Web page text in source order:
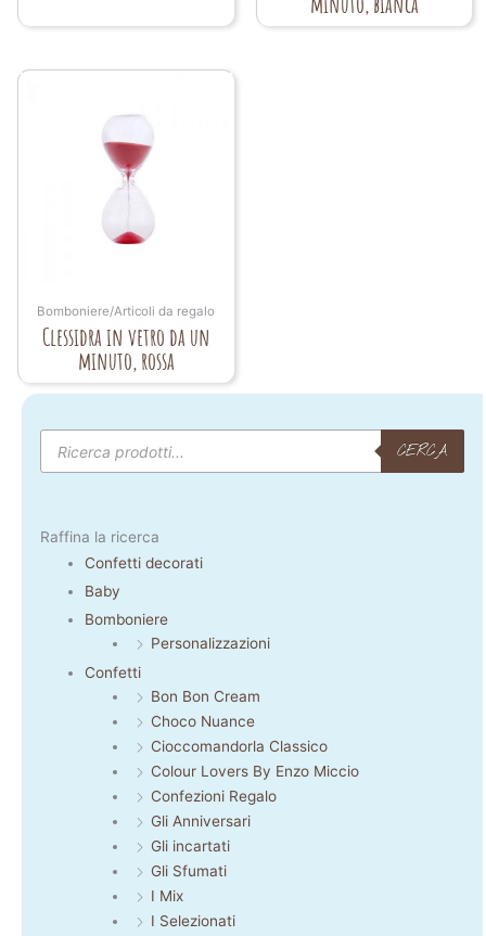
Bomboniere/Articoli da regalo
Clessidra in vetro da un
minuto, rossa
Products
search
CERCA
Raffina la ricerca
Confetti decorati
Baby
Bomboniere
Personalizzazioni
Confetti
Bon Bon Cream
Choco Nuance
Cioccomandorla Classico
Colour Lovers By Enzo Miccio
Confezioni Regalo
Gli Anniversari
Gli incartati
Gli Sfumati
I Mix
I Selezionati